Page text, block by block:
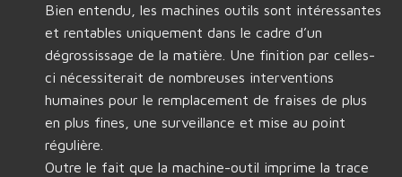
Bien entendu, les machines outils sont intéressantes
et rentables uniquement dans le cadre d’un
dégrossissage de la matière. Une finition par celles-
ci nécessiterait de nombreuses interventions
humaines pour le remplacement de fraises de plus
en plus fines, une surveillance et mise au point
régulière.
Outre le fait que la machine-outil imprime la trace